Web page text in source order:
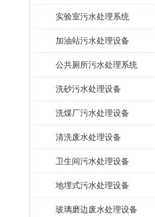
​实验室污水处理系统
加油站污水处理设备
公共厕所污水处理系统
洗砂污水处理设备
洗煤厂污水处理设备
清洗废水处理设备
卫生间污水处理设备
地埋式污水处理设备
玻璃磨边废水处理设备